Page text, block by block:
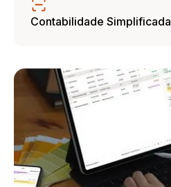
Contabilidade Simplificada